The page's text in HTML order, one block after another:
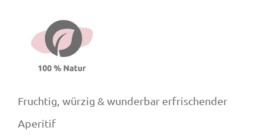
Fruchtig, würzig & wunderbar erfrischender
Aperitif